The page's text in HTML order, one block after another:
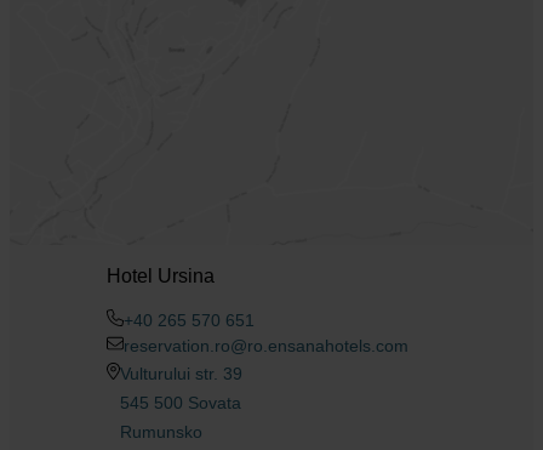
Hotel Ursina
+40 265 570 651
reservation.ro@ro.ensanahotels.com
Vulturului str. 39
545 500 Sovata
Rumunsko